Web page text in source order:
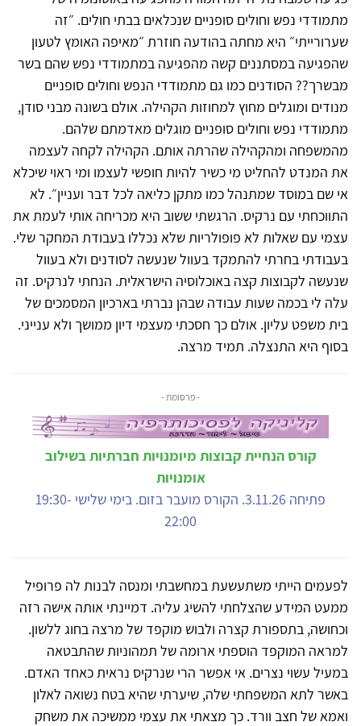
מתמודדי נפש וחולים סופניים שנכלאים בבתי חולים. ״זה
שערורייתי״ היא מחתה בהודעה חוזרת ״מאיפה האומץ לטעון
שהפגיעה במסתננים קשה מהפגיעה במתמודדי נפש שהם בשר
מבשרך?? הסודנים כמו גם מתמודדי הנפש וחולים סופניים
מנודים ומוגלים מחוץ למחוזות הקהילה. אולם בשונה מבני סודן,
מתמודדי נפש וחולים סופניים מוגלים מאדמתם שלהם.
מהמשפחה ומהקהילה שהרתה אותם. הקהילה לקחה לעצמה
את המנדט להחליט מי כשיר להיות חופשי לעצמו ומי ראוי שיכלא
אי שם במוסד שמתנהל כמו מתקן כליאה לכל דבר ועניין״. לא
התווכחתי עם נרקיס. הרגשתי ששוב היא מכריחה אותי לעמת את
עצמי עם שאלות לא פופולריות שלא נכללו בעבודת המחקר שלי.
בעבודתי בחרתי להתמקד בעוול שנעשה לסודנים ולא בעוול
שנעשה לקבוצות קצה באוכלוסיה הישראלית. הנחתי לנרקיס. זה
עלה לי בכמה שעות עבודה שבהן נברתי בארכיון המסמכים של
בית משפט עליון. אולם כך חסכתי מעצמי דיון ממושך ולא ענייני.
בסוף היא התנצלה. תמיד מרצה.
- פרסומת -
קורס הנחיית קבוצות מיומנויות חברתיות בשילוב
אומנויות
פתיחה 3.11.26. הקורס מועבר בזום. בימי שלישי 19:30-
22:00
לפעמים הייתי משתעשעת במחשבתי ומנסה לבנות לה פרופיל
ממעט המידע שהצלחתי להשיג עליה. דמיינתי אותה אישה רזה
וכחושה, בתספורת קצרה ולבוש מוקפד של מרצה בחוג ללשון.
למראה המוקפד הוספתי ארומה של תמהוניות שהתבטאה
במעיל עשוי נצרים. אי אפשר הרי שנרקיס נראית כאחד האדם.
באשר לתא המשפחתי שלה, שיערתי שהיא בטח נשואה לאלון
ואמא של חצב וורד. כך מצאתי את עצמי ממשיכה את משחק